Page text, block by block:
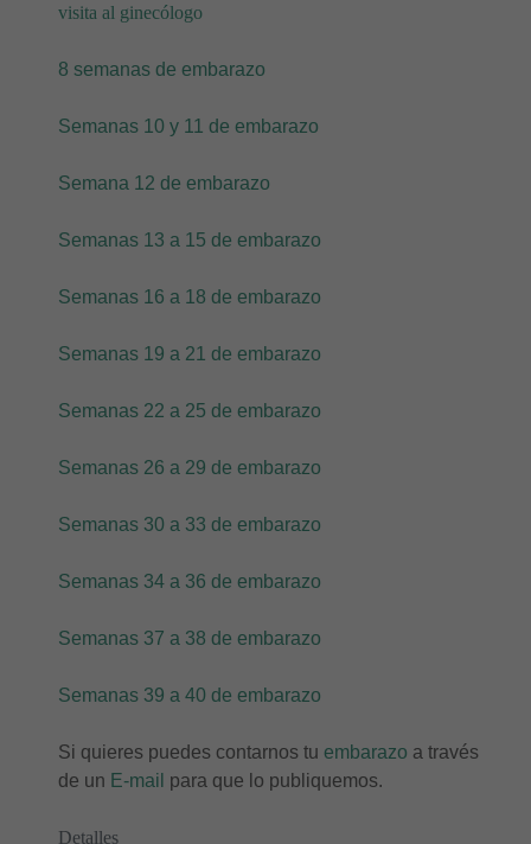
visita al ginecólogo
8 semanas de embarazo
Semanas 10 y 11 de embarazo
Semana 12 de embarazo
Semanas 13 a 15 de embarazo
Semanas 16 a 18 de embarazo
Semanas 19 a 21 de embarazo
Semanas 22 a 25 de embarazo
Semanas 26 a 29 de embarazo
Semanas 30 a 33 de embarazo
Semanas 34 a 36 de embarazo
Semanas 37 a 38 de embarazo
Semanas 39 a 40 de embarazo
Si quieres puedes contarnos tu embarazo a través
de un E-mail para que lo publiquemos.
Detalles